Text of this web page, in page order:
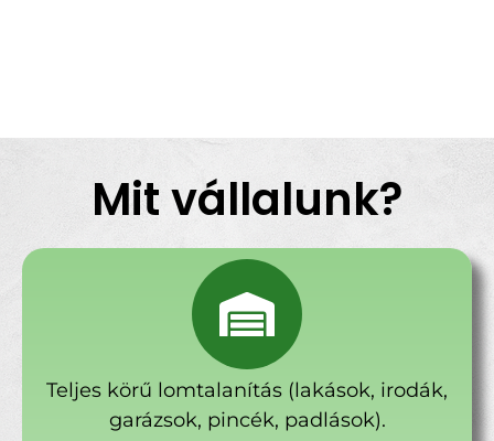
Mit vállalunk?
Teljes körű lomtalanítás (lakások, irodák,
garázsok, pincék, padlások).